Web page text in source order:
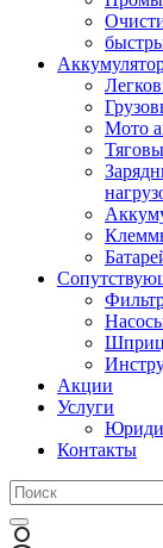
Мото
Акции
Услуги
Контакты